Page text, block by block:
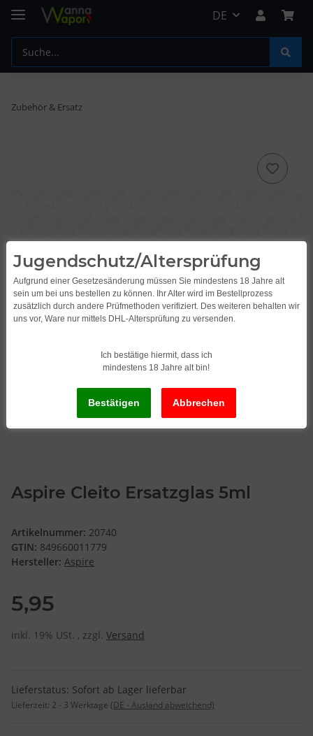
DE
Zubehör & Ersatz
Aspire Cleito Ersatzglas 5ml
Artikelnummer: 20740
GTIN: 849660011779
Hersteller: Aspire
5,95
inkl. 19% USt. , zzgl. Versand
Lieferstatus: Sofort ab Lager lieferbar
Lieferzeit: 2 - 3 Werktage (DE - Ausland abweichend)
Jugendschutz/Altersprüfung
Aufgrund einer Gesetzesänderung müssen Sie mindestens 18 Jahre alt
sein um bei uns bestellen zu können. Ihr Alter wird im Bestellprozess
zusätzlich durch andere Prüfmethoden verifiziert. Des weiteren behalten wir
uns vor, Ware nur mittels DHL-Altersprüfung zu versenden.
Ich bestätige hiermit, dass ich
mindestens 18 Jahre alt bin!